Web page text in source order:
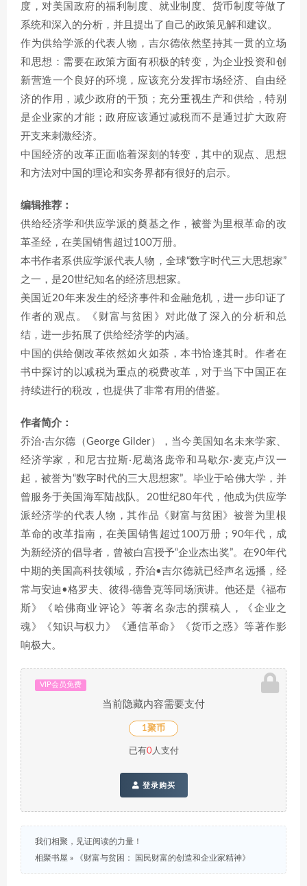
度，对美国政府的福利制度、就业制度、货币制度等做了
系统和深入的分析，并且提出了自己的政策见解和建议。
作为供给学派的代表人物，吉尔德依然坚持其一贯的立场
和思想：需要在政策方面有积极的转变，为企业投资和创
新营造一个良好的环境，应该充分发挥市场经济、自由经
济的作用，减少政府的干预；充分重视生产和供给，特别
是企业家的才能；政府应该通过减税而不是通过扩大政府
开支来刺激经济。
中国经济的改革正面临着深刻的转变，其中的观点、思想
和方法对中国的理论和实务界都有很好的启示。
编辑推荐：
供给经济学和供应学派的奠基之作，被誉为里根革命的改
革圣经，在美国销售超过100万册。
本书作者系供应学派代表人物，全球“数字时代三大思想家”
之一，是20世纪知名的经济思想家。
美国近20年来发生的经济事件和金融危机，进一步印证了
作者的观点。《财富与贫困》对此做了深入的分析和总
结，进一步拓展了供给经济学的内涵。
中国的供给侧改革依然如火如荼，本书恰逢其时。作者在
书中探讨的以减税为重点的税费改革，对于当下中国正在
持续进行的税改，也提供了非常有用的借鉴。
作者简介：
乔治·吉尔德（George Gilder），当今美国知名未来学家、
经济学家，和尼古拉斯·尼葛洛庞帝和马歇尔·麦克卢汉一
起，被誉为“数字时代的三大思想家”。毕业于哈佛大学，并
曾服务于美国海军陆战队。20世纪80年代，他成为供应学
派经济学的代表人物，其作品《财富与贫困》被誉为里根
革命的改革指南，在美国销售超过100万册；90年代，成
为新经济的倡导者，曾被白宫授予“企业杰出奖”。在90年代
中期的美国高科技领域，乔治•吉尔德就已经声名远播，经
常与安迪•格罗夫、彼得·德鲁克等同场演讲。他还是《福布
斯》《哈佛商业评论》等著名杂志的撰稿人，《企业之
魂》《知识与权力》《通信革命》《货币之惑》等著作影
响极大。
VIP会员免费
当前隐藏内容需要支付
1聚币
已有0人支付
登录购买
我们相聚，见证阅读的力量！
相聚书屋 » 《财富与贫困： 国民财富的创造和企业家精神》